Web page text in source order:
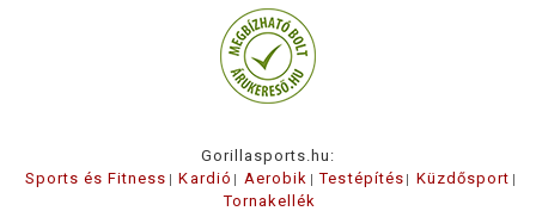
Gorillasports.hu:
Sports és Fitness
Kardió Aerobik Testépítés
Küzdősport
Tornakellék